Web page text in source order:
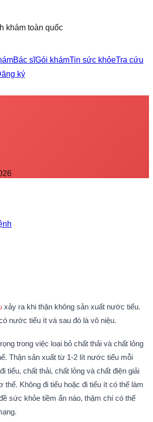
khám toàn quốc
Bác sĩGói khámTin sức khỏeTra cứu
ký
xảy ra khi thận không sản xuất nước tiểu.
nước tiểu ít và sau đó là vô niệu.
trong việc loại bỏ chất thải và chất lỏng
Thận sản xuất từ 1-2 lít nước tiểu mỗi
tiểu, chất thải, chất lỏng và chất điện giải
thể. Không đi tiểu hoặc đi tiểu ít có thể làm
sức khỏe tiềm ẩn nào, thậm chí có thể